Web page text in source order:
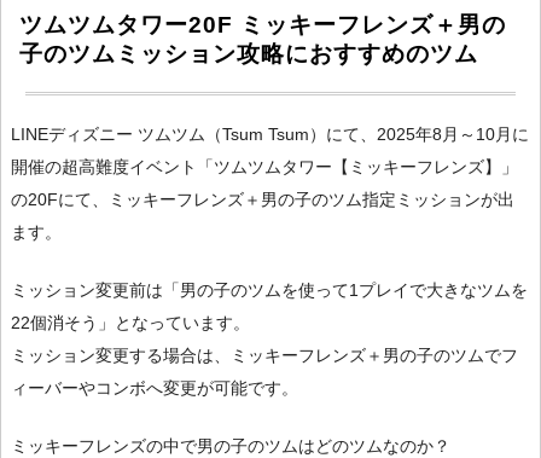
ツムツムタワー20F ミッキーフレンズ＋男の
子のツムミッション攻略におすすめのツム
LINEディズニー ツムツム（Tsum Tsum）にて、2025年8月～10月に
開催の超高難度イベント「ツムツムタワー【ミッキーフレンズ】」
の20Fにて、ミッキーフレンズ＋男の子のツム指定ミッションが出
ます。
ミッション変更前は「男の子のツムを使って1プレイで大きなツムを
22個消そう」となっています。
ミッション変更する場合は、ミッキーフレンズ＋男の子のツムでフ
ィーバーやコンボへ変更が可能です。
ミッキーフレンズの中で男の子のツムはどのツムなのか？